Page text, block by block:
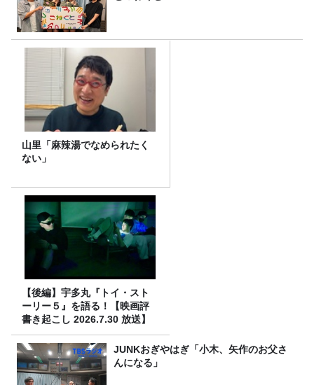
山里「麻辣湯でなめられたく
ない」
【後編】宇多丸『トイ・スト
ーリー５』を語る！【映画評
書き起こし 2026.7.30 放送】
JUNKおぎやはぎ「小木、矢作のお父さ
んになる」